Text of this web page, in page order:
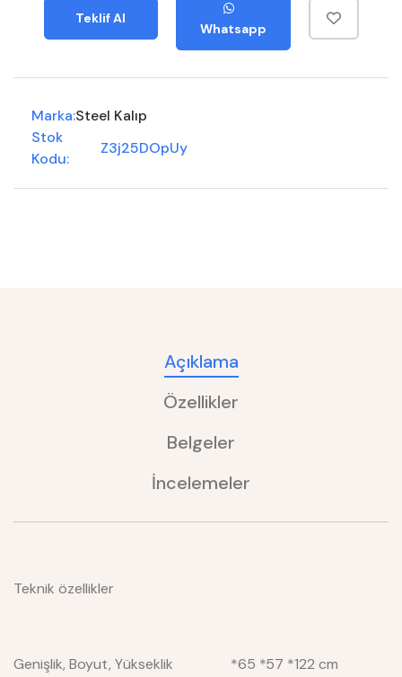
Teklif Al
Whatsapp
Marka:Steel Kalıp
Stok
Kodu:
Z3j25DOpUy
Açıklama
Özellikler
Belgeler
İncelemeler
Teknik özellikler
Genişlik, Boyut, Yükseklik *65 *57 *122 cm